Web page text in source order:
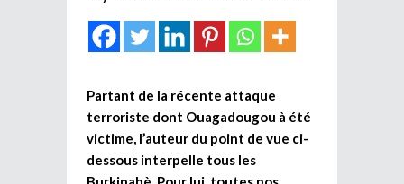
Partant de la récente attaque
terroriste dont Ouagadougou à été
victime, l’auteur du point de vue ci-
dessous interpelle tous les